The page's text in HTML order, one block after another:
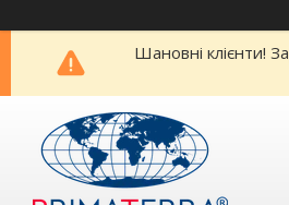
Шановні клієнти!